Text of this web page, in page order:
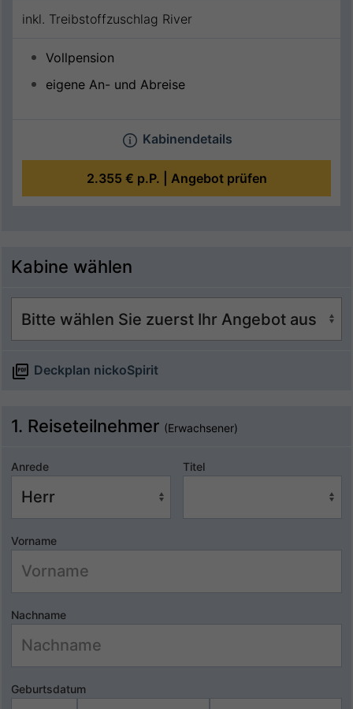
inkl. Treibstoffzuschlag River
Vollpension
eigene An- und Abreise
Kabinendetails
2.355 € p.P. | Angebot prüfen
Kabine wählen
Deckplan nickoSpirit
1. Reiseteilnehmer (Erwachsener)
Anrede Titel
Vorname
Nachname
Geburtsdatum